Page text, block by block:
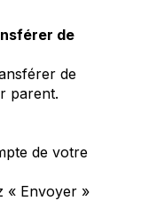
de
de
parent.
de votre
« Envoyer »